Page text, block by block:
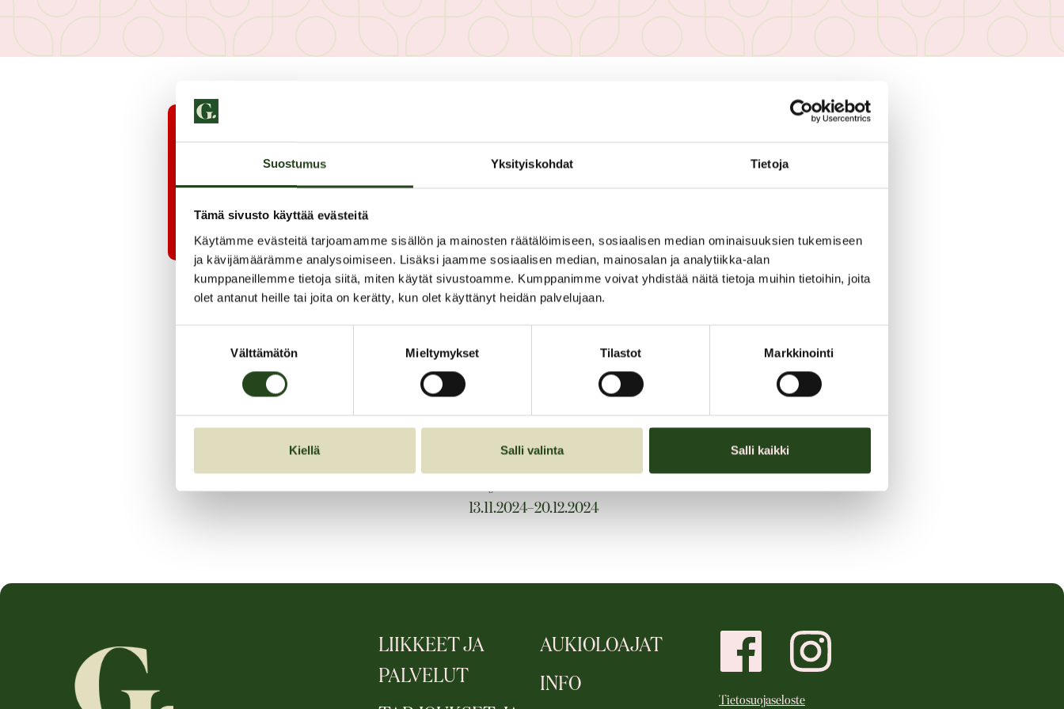
Suostumus Yksityiskohdat Tietoja
Tämä sivusto käyttää evästeitä
Käytämme evästeitä tarjoamamme sisällön ja mainosten räätälöimiseen, sosiaalisen median ominaisuuksien tukemiseen
ja kävijämäärämme analysoimiseen. Lisäksi jaamme sosiaalisen median, mainosalan ja analytiikka-alan
kumppaneillemme tietoja siitä, miten käytät sivustoamme. Kumppanimme voivat yhdistää näitä tietoja muihin tietoihin, joita
olet antanut heille tai joita on kerätty, kun olet käyttänyt heidän palvelujaan.
Välttämätön Mieltymykset Tilastot Markkinointi
Kiellä Salli valinta Salli kaikki
PAHOITTELUT, TARJOUS EI OLE ENÄÄ VOIMASSA
Muki!
Muki kuvallasi. Eri värejä!
15,-
13.11.2024–20.12.2024
LIIKKEET JA
PALVELUT
AUKIOLOAJAT
INFO
Tietosuojaseloste